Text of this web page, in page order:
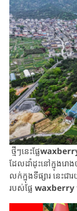
ថ្មីៗនេះផ្លែ‌
ដែលដាំដុះនៅក្នុងរ
លក់ក្នុងទីផ្សារ នេះជ
របស់ផ្លែ waxberry